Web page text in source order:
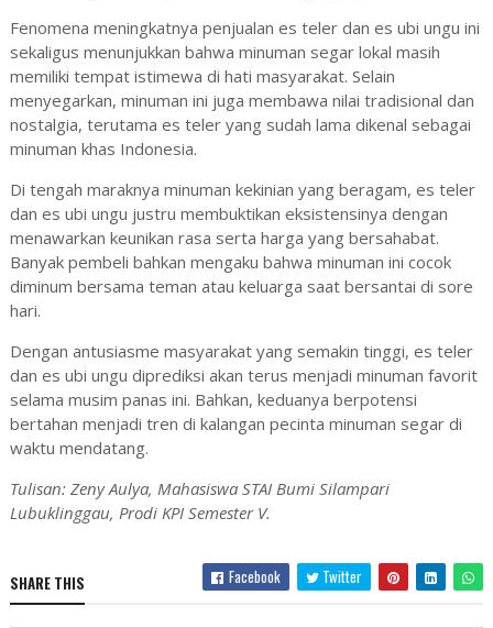
Fenomena meningkatnya penjualan es teler dan es ubi ungu ini
sekaligus menunjukkan bahwa minuman segar lokal masih
memiliki tempat istimewa di hati masyarakat. Selain
menyegarkan, minuman ini juga membawa nilai tradisional dan
nostalgia, terutama es teler yang sudah lama dikenal sebagai
minuman khas Indonesia.
Di tengah maraknya minuman kekinian yang beragam, es teler
dan es ubi ungu justru membuktikan eksistensinya dengan
menawarkan keunikan rasa serta harga yang bersahabat.
Banyak pembeli bahkan mengaku bahwa minuman ini cocok
diminum bersama teman atau keluarga saat bersantai di sore
hari.
Dengan antusiasme masyarakat yang semakin tinggi, es teler
dan es ubi ungu diprediksi akan terus menjadi minuman favorit
selama musim panas ini. Bahkan, keduanya berpotensi
bertahan menjadi tren di kalangan pecinta minuman segar di
waktu mendatang.
Tulisan: Zeny Aulya, Mahasiswa STAI Bumi Silampari
Lubuklinggau, Prodi KPI Semester V.
SHARE THIS Facebook Twitter